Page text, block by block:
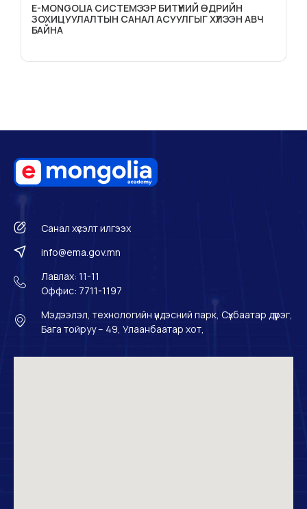
E-MONGOLIA СИСТЕМЭЭР БИТҮҮНИЙ ӨДРИЙН
ЗОХИЦУУЛАЛТЫН САНАЛ АСУУЛГЫГ ХҮЛЭЭН АВЧ
БАЙНА
Санал хүсэлт илгээх
info@ema.gov.mn
Лавлах: 11-11
Оффис: 7711-1197
Мэдээлэл, технологийн үндэсний парк, Сүхбаатар дүүрэг,
Бага тойруу – 49, Улаанбаатар хот,